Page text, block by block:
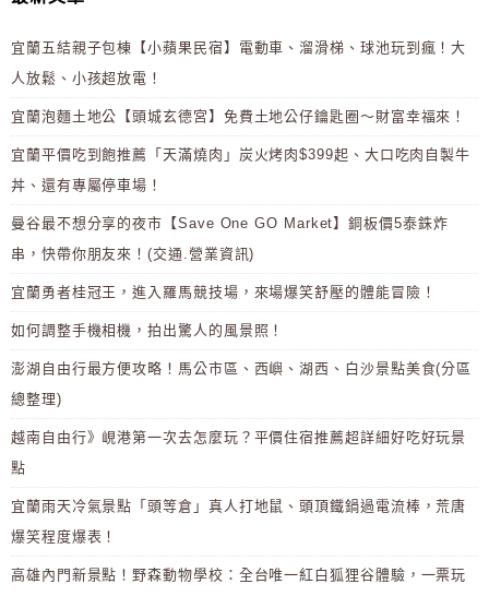
宜蘭五結親子包棟【小蘋果民宿】電動車、溜滑梯、球池玩到瘋！大
人放鬆、小孩超放電！
宜蘭泡麵土地公【頭城玄德宮】免費土地公仔鑰匙圈～財富幸福來！
宜蘭平價吃到飽推薦「天滿燒肉」炭火烤肉$399起、大口吃肉自製牛
丼、還有專屬停車場！
曼谷最不想分享的夜市【Save One GO Market】銅板價5泰銖炸
串，快帶你朋友來！(交通.營業資訊)
宜蘭勇者桂冠王，進入羅馬競技場，來場爆笑舒壓的體能冒險！
如何調整手機相機，拍出驚人的風景照！
澎湖自由行最方便攻略！馬公市區、西嶼、湖西、白沙景點美食(分區
總整理)
越南自由行》峴港第一次去怎麼玩？平價住宿推薦超詳細好吃好玩景
點
宜蘭雨天冷氣景點「頭等倉」真人打地鼠、頭頂鐵鍋過電流棒，荒唐
爆笑程度爆表！
高雄內門新景點！野森動物學校：全台唯一紅白狐狸谷體驗，一票玩